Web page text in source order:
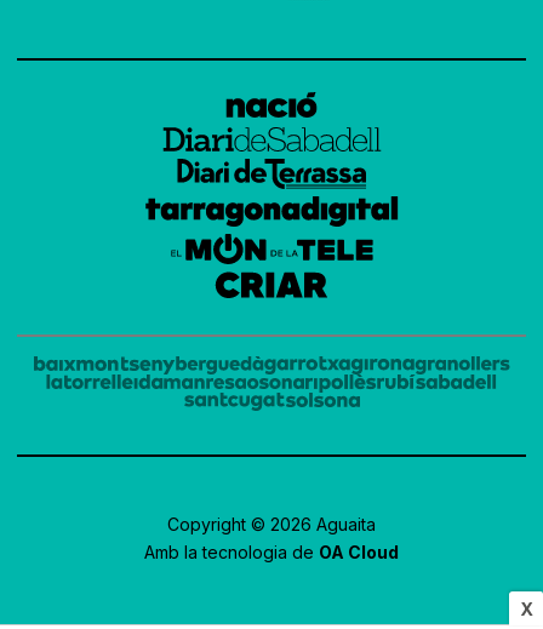
X
Copyright © 2026 Aguaita
Amb la tecnologia de OA Cloud